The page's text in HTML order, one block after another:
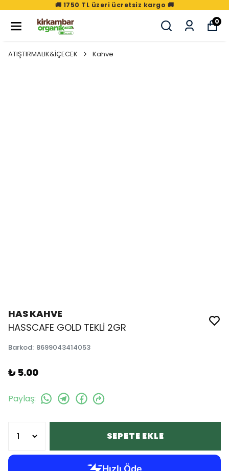
🚚 1750 TL üzeri ücretsiz kargo 🚚
0
ATIŞTIRMALIK&İÇECEK Kahve
HAS KAHVE
HASSCAFE GOLD TEKLİ 2GR
Barkod: 8699043414053
₺ 5.00
Paylaş:
SEPETE EKLE